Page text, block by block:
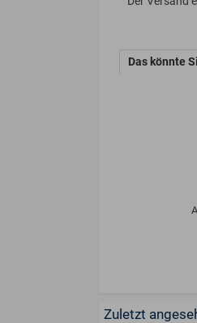
Das könnte
Zuletzt